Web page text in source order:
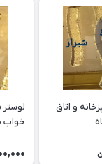
و اتاق
لوستر
خواب